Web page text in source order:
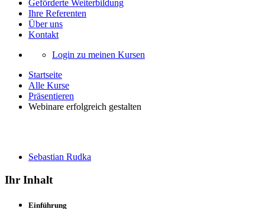
Geförderte Weiterbildung
Ihre Referenten
Über uns
Kontakt
Login zu meinen Kursen
Startseite
Alle Kurse
Präsentieren
Webinare erfolgreich gestalten
Sebastian Rudka
Ihr Inhalt
Einführung